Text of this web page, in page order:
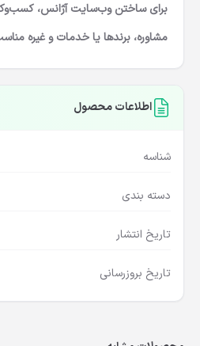
برای ساختن وب‌سایت آژانس،
مشاوره، برندها یا خدمات و غیره
اطلاعات محصول
شناسه
دسته بندی
تاریخ انتشار
تاریخ بروزرسانی